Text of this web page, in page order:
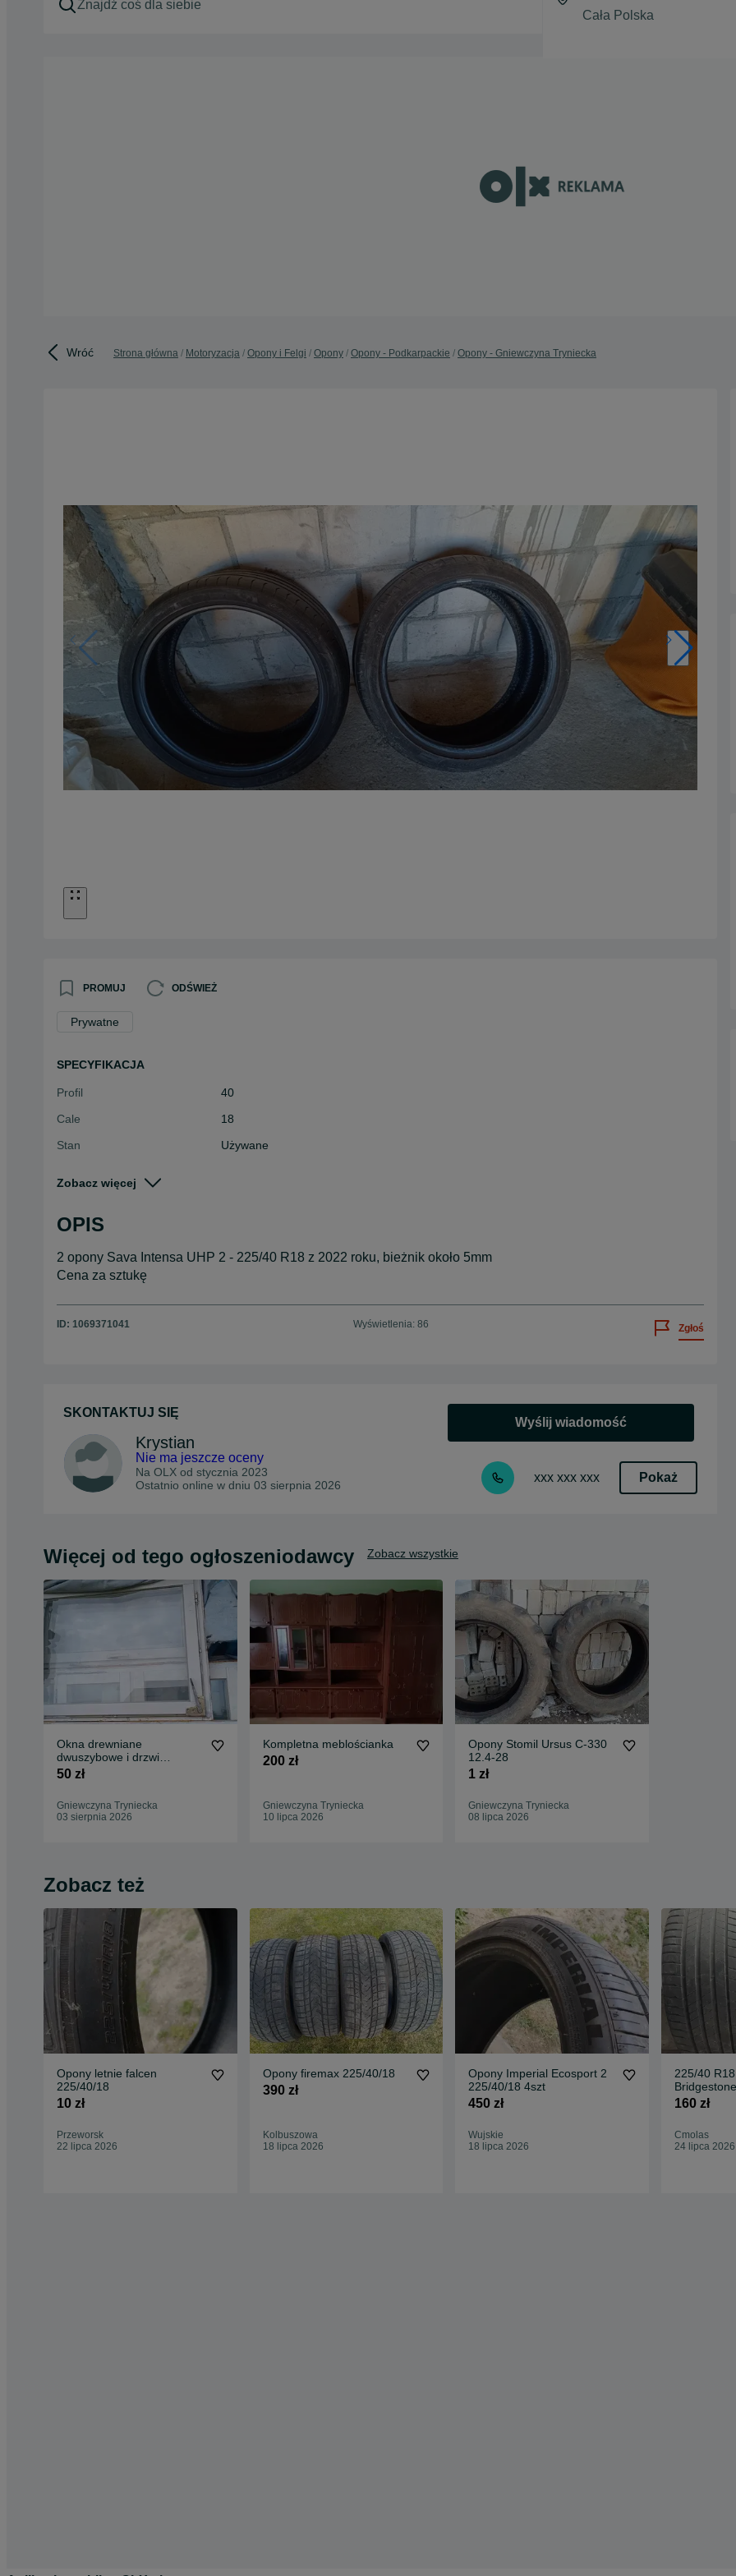
Wróć Strona główna Motoryzacja Opony i Felgi Opony Opony - Podkarpackie Opony - Gniewczyna Tryniecka
PROMUJ ODŚWIEŻ
Prywatne
SPECYFIKACJA
Profil
40
Cale
18
Stan
Używane
Szerokość
Zobacz więcej
OPIS
2 opony Sava Intensa UHP 2 - 225/40 R18 z 2022 roku, bieżnik około 5mm
Cena za sztukę
ID: 1069371041 Wyświetlenia: 86 Zgłoś
SKONTAKTUJ SIĘ
Krystian
Nie ma jeszcze oceny
Na OLX od stycznia 2023
Ostatnio online w dniu 03 sierpnia 2026
Wyślij wiadomość
xxx xxx xxx Pokaż
Więcej od tego ogłoszeniodawcy Zobacz wszystkie
Okna drewniane
dwuszybowe i drzwi
balkonowe wraz z futryną
50 zł
Gniewczyna Tryniecka
03 sierpnia 2026
Kompletna meblościanka
200 zł
Gniewczyna Tryniecka
10 lipca 2026
Opony Stomil Ursus C-330
12.4-28
1 zł
Gniewczyna Tryniecka
08 lipca 2026
Zobacz też
Opony letnie falcen
225/40/18
10 zł
Przeworsk
22 lipca 2026
Opony firemax 225/40/18
390 zł
Kolbuszowa
18 lipca 2026
Opony Imperial Ecosport 2
225/40/18 4szt
450 zł
Wujskie
18 lipca 2026
225/40
Opony
160 zł
Cmolas
24 lipca 2026